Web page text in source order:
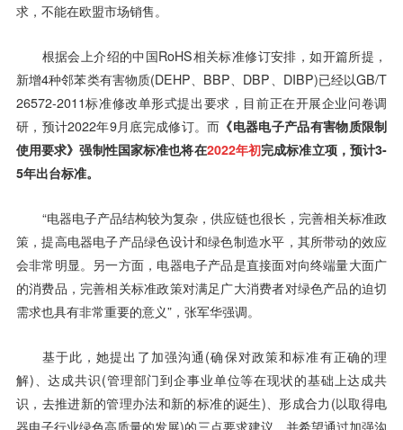
求，不能在欧盟市场销售。
根据会上介绍的中国RoHS相关标准修订安排，如开篇所提，
新增4种邻苯类有害物质(DEHP、BBP、DBP、DIBP)已经以GB/T
26572-2011标准修改单形式提出要求，目前正在开展企业问卷调
研，预计2022年9月底完成修订。而 《电器电子产品有害物质限制
使用要求》强制性国家标准也将在2022年初完成标准立项，预计3-
5年出台标准。
“电器电子产品结构较为复杂，供应链也很长，完善相关标准政
策，提高电器电子产品绿色设计和绿色制造水平，其所带动的效应
会非常明显。另一方面，电器电子产品是直接面对向终端量大面广
的消费品，完善相关标准政策对满足广大消费者对绿色产品的迫切
需求也具有非常重要的意义”，张军华强调。
基于此，她提出了加强沟通(确保对政策和标准有正确的理
解)、达成共识(管理部门到企事业单位等在现状的基础上达成共
识，去推进新的管理办法和新的标准的诞生)、形成合力(以取得电
器电子行业绿色高质量的发展)的三点要求建议，并希望通过加强沟